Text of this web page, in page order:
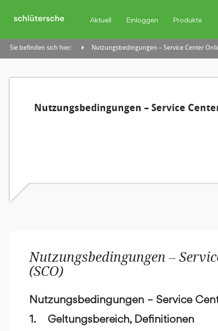
Aktuell Einloggen Produkte
Sie befinden sich hier: Nutzungsbedingungen – Service Center
Nutzungsbedingungen – Service
Nutzungsbedingungen –
(SCO)
Nutzungsbedingungen – Service
1. Geltungsbereich, Definitionen